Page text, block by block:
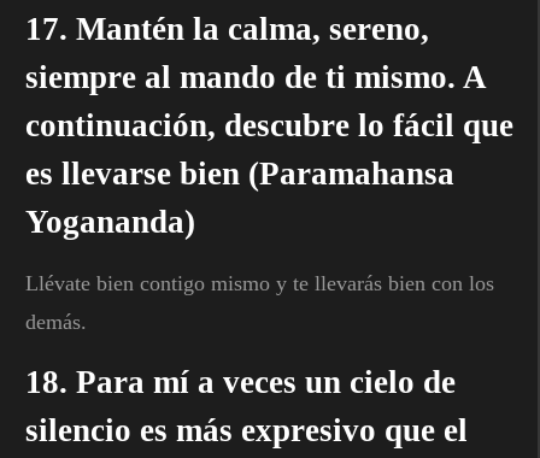
17. Mantén la calma, sereno,
siempre al mando de ti mismo. A
continuación, descubre lo fácil que
es llevarse bien (Paramahansa
Yogananda)
Llévate bien contigo mismo y te llevarás bien con los
demás.
18. Para mí a veces un cielo de
silencio es más expresivo que el